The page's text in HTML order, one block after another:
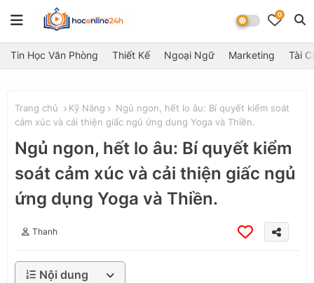
0
Tin Học Văn Phòng Thiết Kế Ngoại Ngữ Marketing Tài
Trang chủ Kỹ Năng
Ngủ ngon, hết lo âu: Bí quyết kiểm soát
cảm xúc và cải thiện giấc ngủ ứng dụng Yoga và Thiền.
Ngủ ngon, hết lo âu: Bí quyết kiểm
soát cảm xúc và cải thiện giấc ngủ
ứng dụng Yoga và Thiền.
Thanh
Nội dung